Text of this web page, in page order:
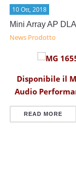
10 Ott, 2018
Mini Array AP
News Prodotto
Disponibile il
Audio
READ MORE